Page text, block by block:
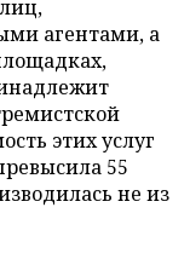
агентами, а
этих услуг
55
не из